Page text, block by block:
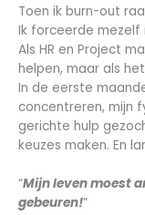
Toen ik burn-out
Ik forceerde mezelf
Als HR en Project
helpen, maar als
In de eerste
concentreren, mijn
gerichte hulp
keuzes maken. En
“Mijn leven moest
gebeuren!“